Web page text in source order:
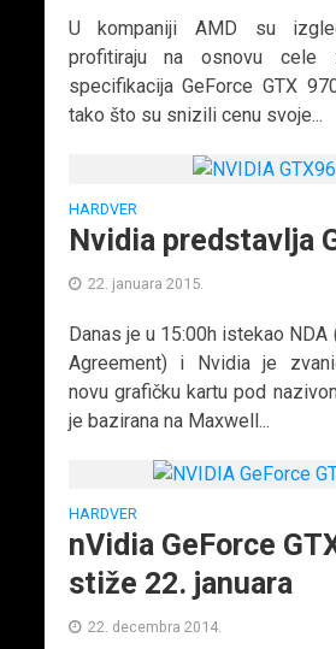
U kompaniji AMD su
profitiraju na osnovu cele
specifikacija GeForce GTX
tako što su snizili cenu svoje...
HARDVER
Nvidia predstavlja
22. januara 2015.
Danas je u 15:00h istekao
Agreement) i Nvidia je
novu grafičku kartu pod
je bazirana na Maxwell...
HARDVER
nVidia GeForce
stiže 22. januara
22. decembra 2014.